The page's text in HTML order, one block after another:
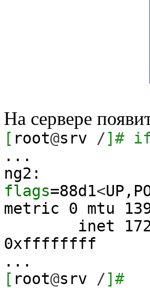
На сервере
[ root@srv /] #
...
ng2:
flags=88d1<
metric 0 mtu
inet
0xffffffff
...
[ root@srv /] #